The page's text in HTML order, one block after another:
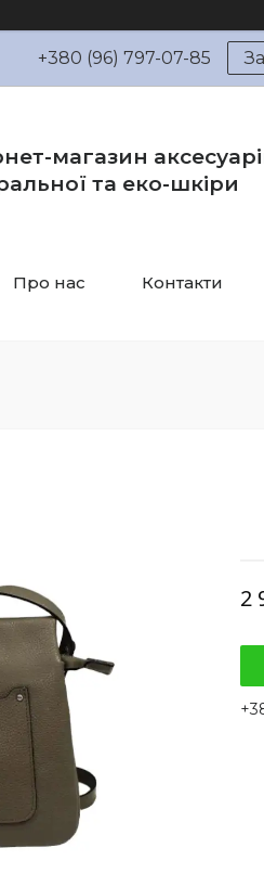
+380 (96) 797-07-85
магазин
та еко-шкіри
Про нас Контакти
2